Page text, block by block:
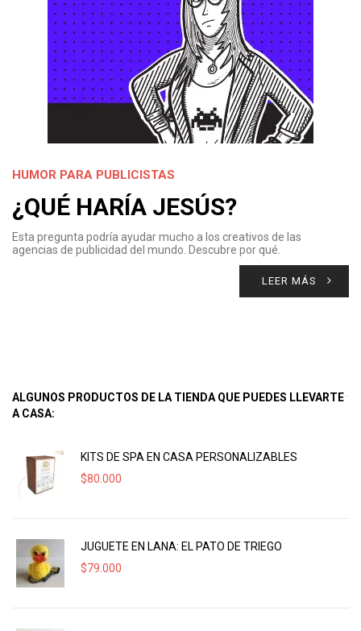
HUMOR PARA PUBLICISTAS
¿QUÉ HARÍA JESÚS?
Esta pregunta podría ayudar mucho a los creativos de las
agencias de publicidad del mundo. Descubre por qué.
LEER MÁS
ALGUNOS PRODUCTOS DE LA TIENDA QUE PUEDES LLEVARTE
A CASA:
KITS DE SPA EN CASA PERSONALIZABLES
$80.000
JUGUETE EN LANA: EL PATO DE TRIEGO
$79.000